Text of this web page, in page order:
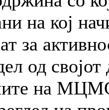
на кој
за
од својот
на